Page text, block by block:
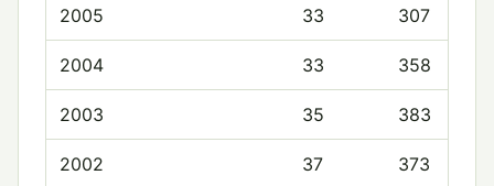
2005 33 307
2004 33 358
2003 35 383
2002 37 373